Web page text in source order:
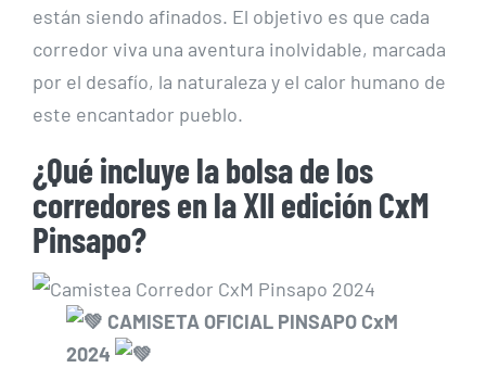
están siendo afinados. El objetivo es que cada
corredor viva una aventura inolvidable, marcada
por el desafío, la naturaleza y el calor humano de
este encantador pueblo.
¿Qué incluye la bolsa de los
corredores en la XII edición CxM
Pinsapo?
CAMISETA OFICIAL PINSAPO CxM
2024